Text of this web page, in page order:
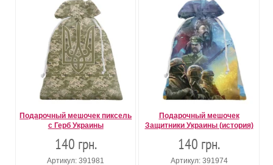
Подарочный мешочек пиксель
с Герб Украины
140 грн.
Артикул: 391981
Подарочный мешочек
Защитники Украины (история)
140 грн.
Артикул: 391974